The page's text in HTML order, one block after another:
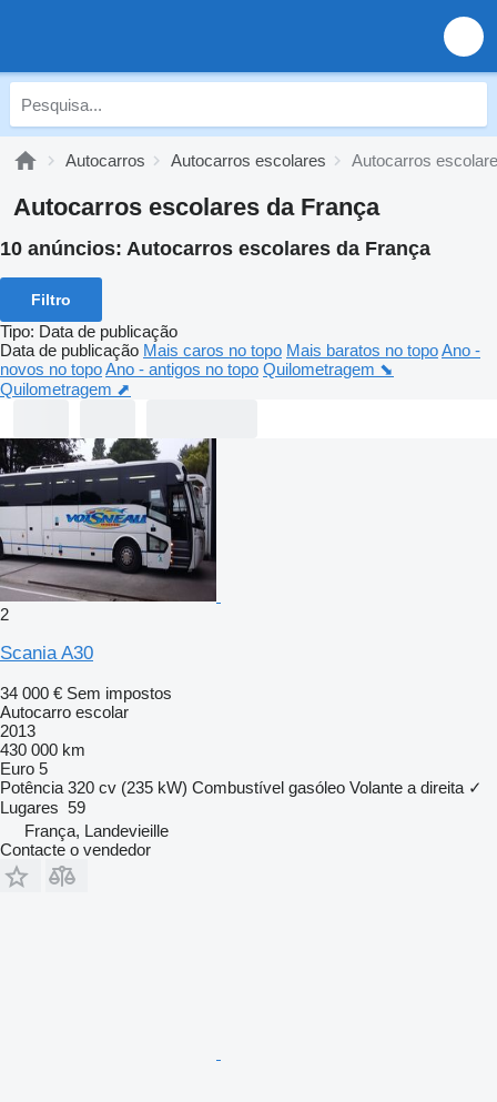
Autocarros Autocarros escolares Autocarros
Autocarros escolares da França
10 anúncios: Autocarros escolares da França
Filtro
Tipo: Data de publicação
Data de publicação Mais caros no topo Mais baratos no topoAno -
novos no topoAno - antigos no topo Quilometragem ⬊
Quilometragem ⬈
2
Scania A30
34 000 € Sem impostos
Autocarro escolar
2013
430 000 km
Euro 5
Potência 320 cv (235 kW) Combustível gasóleo Volante a direita ✓
Lugares 59
França, Landevieille
Contacte o vendedor